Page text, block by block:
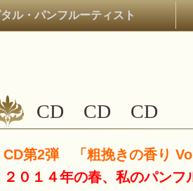
ル・パンフルーティスト
CD CD CD
CD第2弾 「粗挽きの香り
２０１４年の春、私のパン